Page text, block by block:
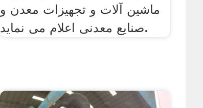
ماشین آلات و تجهیزات معدن و
صنایع معدنی اعلام می نماید.